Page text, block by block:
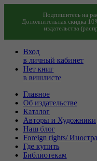
Подпишитесь на
Дополнительная скидка
издательства
Вход
в личный кабинет
Нет книг
в вишлисте
Главное
Об издательстве
Каталог
Авторы и Художники
Наш блог
Foreign rights/
Где купить
Библиотекам